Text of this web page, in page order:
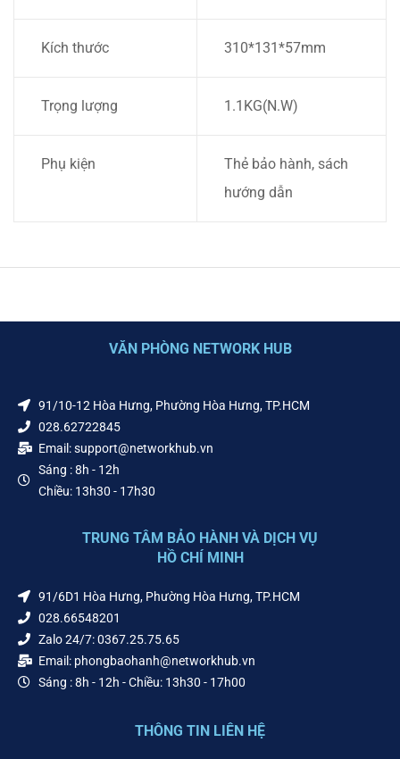
Kích thước 310*131*57mm
Trọng lượng 1.1KG(N.W)
Phụ kiện
Thẻ bảo hành, sách
hướng dẫn
VĂN PHÒNG NETWORK HUB
91/10-12 Hòa Hưng, Phường Hòa Hưng, TP.HCM
028.62722845
Email: support@networkhub.vn
Sáng : 8h - 12h
Chiều: 13h30 - 17h30
TRUNG TÂM BẢO HÀNH VÀ DỊCH VỤ
HỒ CHÍ MINH
91/6D1 Hòa Hưng, Phường Hòa Hưng, TP.HCM
028.66548201
Zalo 24/7: 0367.25.75.65
Email: phongbaohanh@networkhub.vn
Sáng : 8h - 12h - Chiều: 13h30 - 17h00
THÔNG TIN LIÊN HỆ